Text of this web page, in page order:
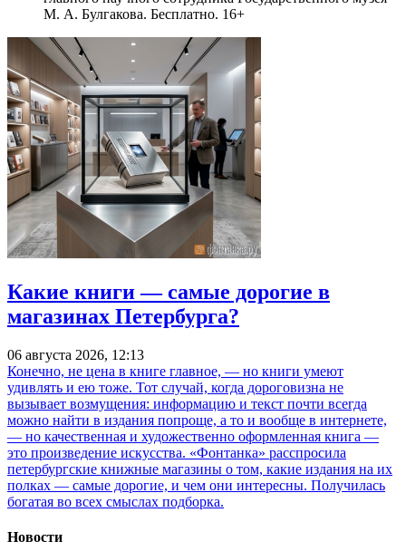
М. А. Булгакова. Бесплатно. 16+
Какие книги — самые дорогие в
магазинах Петербурга?
06 августа 2026, 12:13
Конечно, не цена в книге главное, — но книги умеют
удивлять и ею тоже. Тот случай, когда дороговизна не
вызывает возмущения: информацию и текст почти всегда
можно найти в издания попроще, а то и вообще в интернете,
— но качественная и художественно оформленная книга —
это произведение искусства. «Фонтанка» расспросила
петербургские книжные магазины о том, какие издания на их
полках — самые дорогие, и чем они интересны. Получилась
богатая во всех смыслах подборка.
Новости